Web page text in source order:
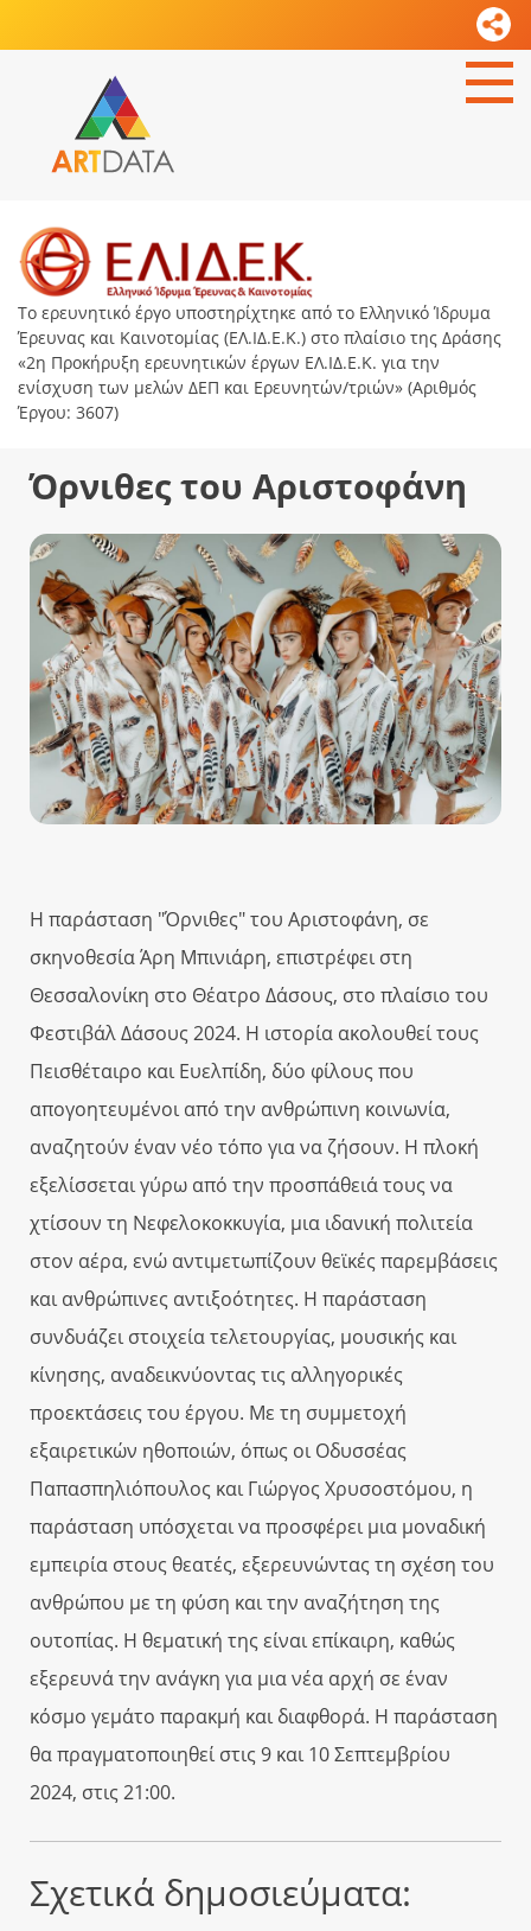
Το ερευνητικό έργο υποστηρίχτηκε από το Ελληνικό Ίδρυμα
Έρευνας και Καινοτομίας (ΕΛ.ΙΔ.Ε.Κ.) στο πλαίσιο της Δράσης
«2η Προκήρυξη ερευνητικών έργων ΕΛ.ΙΔ.Ε.Κ. για την
ενίσχυση των μελών ΔΕΠ και Ερευνητών/τριών» (Αριθμός
Έργου: 3607)
Όρνιθες του Αριστοφάνη
Η παράσταση "Όρνιθες" του Αριστοφάνη, σε
σκηνοθεσία Άρη Μπινιάρη, επιστρέφει στη
Θεσσαλονίκη στο Θέατρο Δάσους, στο πλαίσιο του
Φεστιβάλ Δάσους 2024. Η ιστορία ακολουθεί τους
Πεισθέταιρο και Ευελπίδη, δύο φίλους που
απογοητευμένοι από την ανθρώπινη κοινωνία,
αναζητούν έναν νέο τόπο για να ζήσουν. Η πλοκή
εξελίσσεται γύρω από την προσπάθειά τους να
χτίσουν τη Νεφελοκοκκυγία, μια ιδανική πολιτεία
στον αέρα, ενώ αντιμετωπίζουν θεϊκές παρεμβάσεις
και ανθρώπινες αντιξοότητες. Η παράσταση
συνδυάζει στοιχεία τελετουργίας, μουσικής και
κίνησης, αναδεικνύοντας τις αλληγορικές
προεκτάσεις του έργου. Με τη συμμετοχή
εξαιρετικών ηθοποιών, όπως οι Οδυσσέας
Παπασπηλιόπουλος και Γιώργος Χρυσοστόμου, η
παράσταση υπόσχεται να προσφέρει μια μοναδική
εμπειρία στους θεατές, εξερευνώντας τη σχέση του
ανθρώπου με τη φύση και την αναζήτηση της
ουτοπίας. Η θεματική της είναι επίκαιρη, καθώς
εξερευνά την ανάγκη για μια νέα αρχή σε έναν
κόσμο γεμάτο παρακμή και διαφθορά. Η παράσταση
θα πραγματοποιηθεί στις 9 και 10 Σεπτεμβρίου
2024, στις 21:00.
Σχετικά δημοσιεύματα: